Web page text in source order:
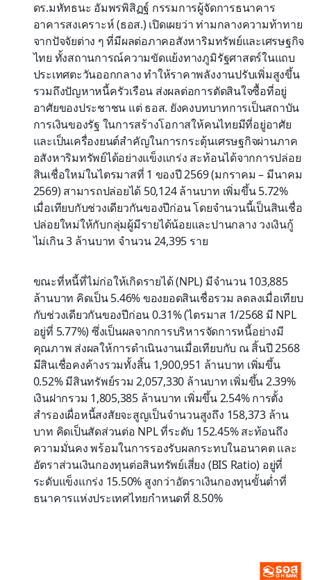
ดร.มหัทธนะ อัมพรพิสิฏฐ์ กรรมการผู้จัดการธนาคาร
อาคารสงเคราะห์ (ธอส.) เปิดเผยว่า ท่ามกลางความท้าทาย
จากปัจจัยต่าง ๆ ที่มีผลต่อภาคอสังหาริมทรัพย์และเศรษฐกิจ
ไทย ทั้งสถานการณ์ความขัดแย้งทางภูมิรัฐศาสตร์ในแถบ
ประเทศตะวันออกกลาง ทำให้ราคาพลังงานปรับเพิ่มสูงขึ้น
รวมถึงปัญหาหนี้ครัวเรือน ส่งผลต่อการตัดสินใจซื้อที่อยู่
อาศัยของประชาชน แต่ ธอส. ยังคงบทบาทการเป็นสถาบัน
การเงินของรัฐ ในการสร้างโอกาสให้คนไทยมีที่อยู่อาศัย
และเป็นเครื่องยนต์สำคัญในการกระตุ้นเศรษฐกิจผ่านภาค
อสังหาริมทรัพย์ได้อย่างแข็งแกร่ง สะท้อนได้จากการปล่อย
สินเชื่อใหม่ในไตรมาสที่ 1 ของปี 2569 (มกราคม – มีนาคม
2569) สามารถปล่อยได้ 50,124 ล้านบาท เพิ่มขึ้น 5.72%
เมื่อเทียบกับช่วงเดียวกันของปีก่อน โดยจำนวนนี้เป็นสินเชื่อ
ปล่อยใหม่ให้กับกลุ่มผู้มีรายได้น้อยและปานกลาง วงเงินกู้
ไม่เกิน 3 ล้านบาท จำนวน 24,395 ราย
ขณะที่หนี้ที่ไม่ก่อให้เกิดรายได้ (NPL) มีจำนวน 103,885
ล้านบาท คิดเป็น 5.46% ของยอดสินเชื่อรวม ลดลงเมื่อเทียบ
กับช่วงเดียวกันของปีก่อน 0.31% (ไตรมาส 1/2568 มี NPL
อยู่ที่ 5.77%) ซึ่งเป็นผลจากการบริหารจัดการหนี้อย่างมี
คุณภาพ ส่งผลให้การดำเนินงานเมื่อเทียบกับ ณ สิ้นปี 2568
มีสินเชื่อคงค้างรวมทั้งสิ้น 1,900,951 ล้านบาท เพิ่มขึ้น
0.52% มีสินทรัพย์รวม 2,057,330 ล้านบาท เพิ่มขึ้น 2.39%
เงินฝากรวม 1,805,385 ล้านบาท เพิ่มขึ้น 2.54% การตั้ง
สำรองเผื่อหนี้สงสัยจะสูญเป็นจำนวนสูงถึง 158,373 ล้าน
บาท คิดเป็นสัดส่วนต่อ NPL ที่ระดับ 152.45% สะท้อนถึง
ความมั่นคง พร้อมในการรองรับผลกระทบในอนาคต และ
อัตราส่วนเงินกองทุนต่อสินทรัพย์เสี่ยง (BIS Ratio) อยู่ที่
ระดับแข็งแกร่ง 15.50% สูงกว่าอัตราเงินกองทุนขั้นต่ำที่
ธนาคารแห่งประเทศไทยกำหนดที่ 8.50%